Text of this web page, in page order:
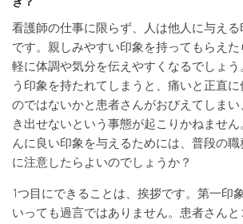
看護師の仕事に限らず、人は他人に与え
です。親しみやすい印象を持ってもらえ
軽に体調や気分を伝えやすくなるでしょ
う印象を持たれてしまうと、痛いと正直
のではないかと患者さんがおびえてしま
き出せないという事態が起こりかねませ
んに良い印象を与えるためには、普段の
に注意したらよいのでしょうか？
1つ目にできることは、挨拶です。第一印
いっても過言ではありません。患者さんと